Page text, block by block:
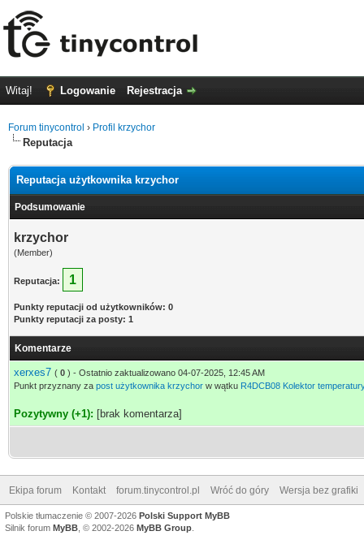
Witaj! Logowanie Rejestracja
Forum tinycontrol › Profil krzychor
Reputacja
Reputacja użytkownika krzychor
Podsumowanie
krzychor
(Member)
Reputacja: 1
Punkty reputacji od użytkowników: 0
Punkty reputacji za posty: 1
Komentarze
xerxes7 ( 0 ) - Ostatnio zaktualizowano 04-07-2025, 12:45 AM
Punkt przyznany za post użytkownika krzychor w wątku R4DCB08 Kolektor
Pozytywny (+1): [brak komentarza]
Ekipa forum Kontakt forum.tinycontrol.pl Wróć do góry Wersja bez grafiki
Polskie tłumaczenie © 2007-2026 Polski Support MyBB
Silnik forum MyBB , © 2002-2026 MyBB Group